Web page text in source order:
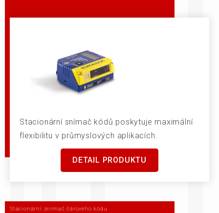
Stacionární snímač kódů poskytuje maximální
flexibilitu v průmyslových aplikacích.
DETAIL PRODUKTU
Stacionární snímač čárového kódu